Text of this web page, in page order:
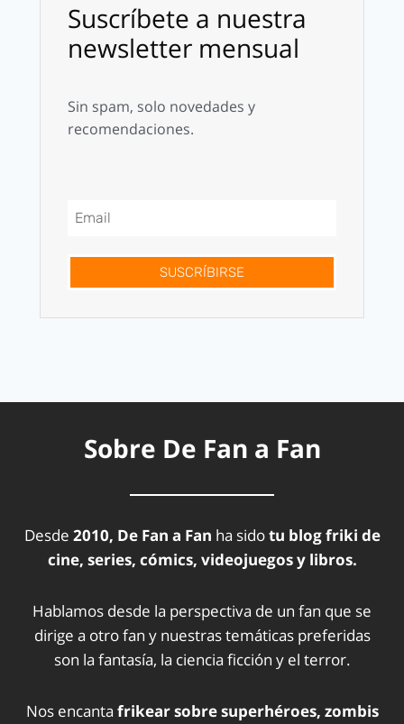
Suscríbete a nuestra
newsletter mensual
Sin spam, solo novedades y
recomendaciones.
SUSCRÍBIRSE
Sobre De Fan a Fan
Desde 2010, De Fan a Fan ha sidotu blog friki de
cine, series, cómics, videojuegos y libros.
Hablamos desde la perspectiva de un fan que se
dirige a otro fan y nuestras temáticas preferidas
son la fantasía, la ciencia ficción y el terror.
Nos encanta frikear sobre superhéroes, zombis